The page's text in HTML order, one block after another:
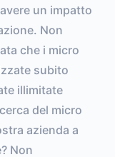
un impatto
Non
che i micro
subito
illimitate
del micro
azienda a
Non